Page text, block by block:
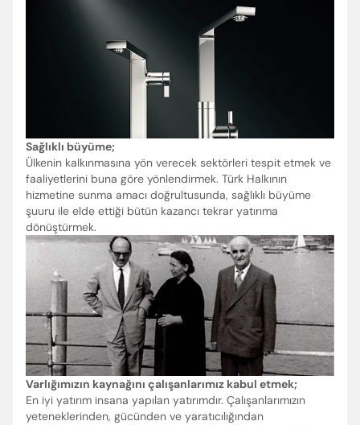
Enter’a basıp arayabilir veya ESC ile kapatabilirsiniz
Sağlıklı büyüme;
Ülkenin kalkınmasına yön verecek sektörleri tespit etmek ve
faaliyetlerini buna göre yönlendirmek. Türk Halkının
hizmetine sunma amacı doğrultusunda, sağlıklı büyüme
şuuru ile elde ettiği bütün kazancı tekrar yatırıma
dönüştürmek.
Varlığımızın kaynağını çalışanlarımız kabul etmek;
En iyi yatırım insana yapılan yatırımdır. Çalışanlarımızın
yeteneklerinden, gücünden ve yaratıcılığından